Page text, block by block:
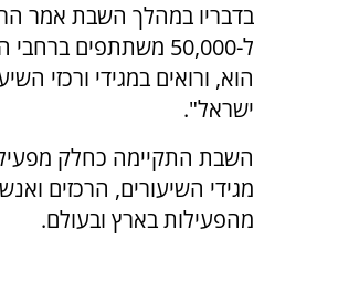
בדבריו במהלך השבת אמר
ל-50,000 משתתפים
הוא, ורואים במגידי ורכזי
ישראל".
השבת התקיימה כחלק
מגידי השיעורים, הרכזים
מהפעילות בארץ ובעולם.